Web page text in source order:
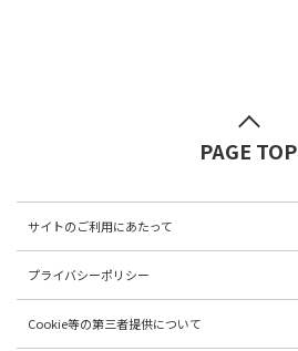
PAGE TOP
サイトのご利用にあたって
プライバシーポリシー
Cookie等の第三者提供について